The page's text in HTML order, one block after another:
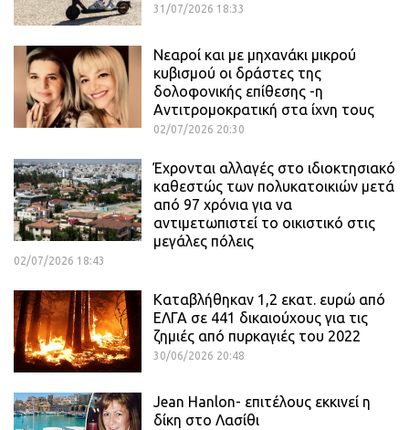
31/07/2026 18:33
Νεαροί και με μηχανάκι μικρού
κυβισμού οι δράστες της
δολοφονικής επίθεσης -η
Αντιτρομοκρατική στα ίχνη τους
02/07/2026 20:30
Έχρονται αλλαγές στο ιδιοκτησιακό
καθεστώς των πολυκατοικιών μετά
από 97 χρόνια για να
αντιμετωπιστεί το οικιστικό στις
μεγάλες πόλεις
02/07/2026 18:43
Καταβλήθηκαν 1,2 εκατ. ευρώ από
ΕΛΓΑ σε 441 δικαιούχους για τις
ζημιές από πυρκαγιές του 2022
30/06/2026 20:48
Jean Hanlon- επιτέλους εκκινεί η
δίκη στο Λασίθι